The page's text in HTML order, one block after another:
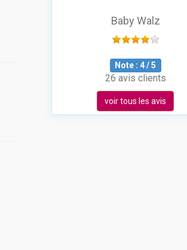
Baby Walz
Note : 4/5
26 avis clients
voir tous les avis